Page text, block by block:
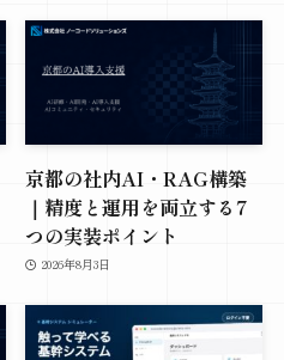
京都の社内AI・RAG構築
｜精度と運用を両立する7
つの実装ポイント
2026年8月3日